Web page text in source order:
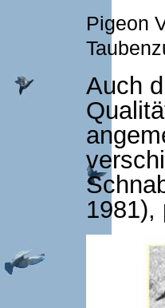
Pigeon
Auch
1981),